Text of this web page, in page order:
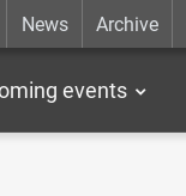
News Archive
events